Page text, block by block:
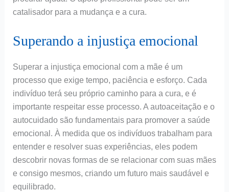
catalisador para a mudança e a cura.
Superando a injustiça emocional
Superar a injustiça emocional com a mãe é um
processo que exige tempo, paciência e esforço. Cada
indivíduo terá seu próprio caminho para a cura, e é
importante respeitar esse processo. A autoaceitação e o
autocuidado são fundamentais para promover a saúde
emocional. À medida que os indivíduos trabalham para
entender e resolver suas experiências, eles podem
descobrir novas formas de se relacionar com suas mães
e consigo mesmos, criando um futuro mais saudável e
equilibrado.